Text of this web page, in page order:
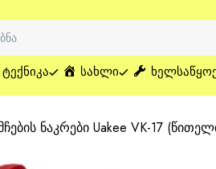
ᲢᲔᲥᲜᲘᲙᲐ ᲡᲐᲮᲚᲘ
ნაკრები Uakee VK-17